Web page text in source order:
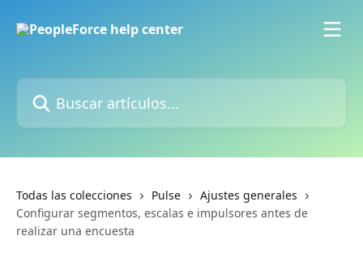
Buscar artículos...
Todas las colecciones Pulse
Ajustes generales
Configurar segmentos, escalas e impulsores antes de
realizar una encuesta